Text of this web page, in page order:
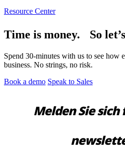
Anlagenverwaltung
Resource Center
Time is money. So
Spend 30-minutes with us to see how
business. No strings, no risk.
Book a demo Speak to Sales
Melden Sie